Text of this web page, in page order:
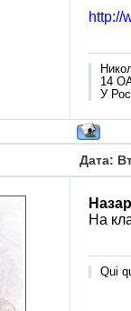
http://
14
У
Дата:
На
Qui